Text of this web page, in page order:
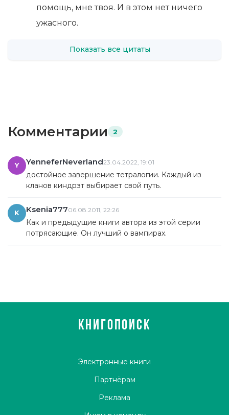
помощь, мне твоя. И в этом нет ничего
ужасного.
Показать все цитаты
Комментарии 2
Y YenneferNeverland23.04.2022, 19:01
достойное завершение тетралогии. Каждый из
кланов киндрэт выбирает свой путь.
K Ksenia77706.08.2011, 22:26
Как и предыдущие книги автора из этой серии
потрясающие. Он лучший о вампирах.
КНИГОПОИСК
Электронные книги
Партнёрам
Реклама